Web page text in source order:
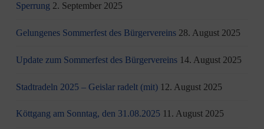
Sperrung 2. September 2025
Gelungenes Sommerfest des Bürgervereins 28. August 2025
Update zum Sommerfest des Bürgervereins 14. August 2025
Stadtradeln 2025 – Geislar radelt (mit) 12. August 2025
Köttgang am Sonntag, den 31.08.2025 11. August 2025